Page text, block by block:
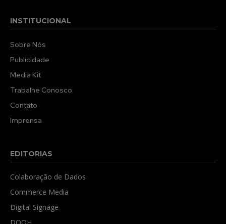
INSTITUCIONAL
Sobre Nós
Publicidade
Media Kit
Trabalhe Conosco
Contato
Imprensa
EDITORIAS
Colaboração de Dados
Commerce Media
Digital Signage